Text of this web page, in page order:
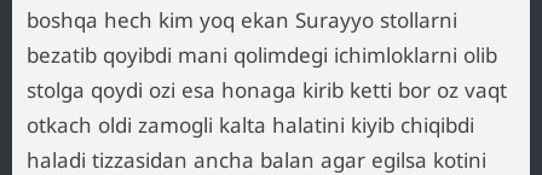
boshqa hech kim yoq ekan Surayyo stollarni
bezatib qoyibdi mani qolimdegi ichimloklarni olib
stolga qoydi ozi esa honaga kirib ketti bor oz vaqt
otkach oldi zamogli kalta halatini kiyib chiqibdi
haladi tizzasidan ancha balan agar egilsa kotini